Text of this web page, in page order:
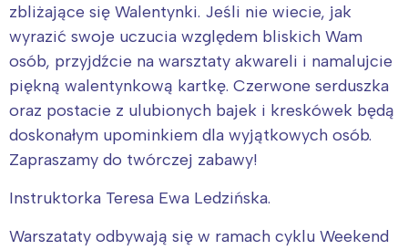
zbliżające się Walentynki. Jeśli nie wiecie, jak
wyrazić swoje uczucia względem bliskich Wam
osób, przyjdźcie na warsztaty akwareli i namalujcie
piękną walentynkową kartkę. Czerwone serduszka
oraz postacie z ulubionych bajek i kreskówek będą
doskonałym upominkiem dla wyjątkowych osób.
Zapraszamy do twórczej zabawy!
Instruktorka Teresa Ewa Ledzińska.
Warszataty odbywają się w ramach cyklu Weekend